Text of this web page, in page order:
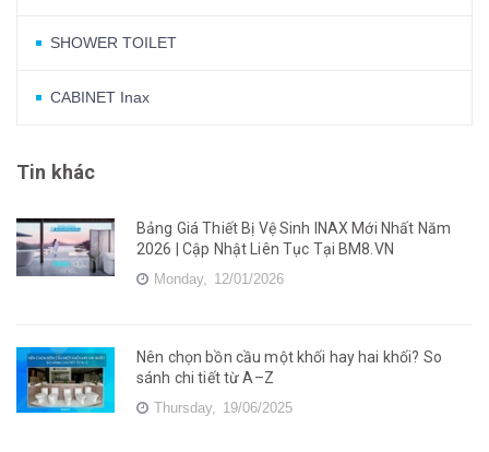
SHOWER TOILET
CABINET Inax
Tin khác
Bảng Giá Thiết Bị Vệ Sinh INAX Mới Nhất Năm
2026 | Cập Nhật Liên Tục Tại BM8.VN
Monday, 12/01/2026
Nên chọn bồn cầu một khối hay hai khối? So
sánh chi tiết từ A–Z
Thursday, 19/06/2025